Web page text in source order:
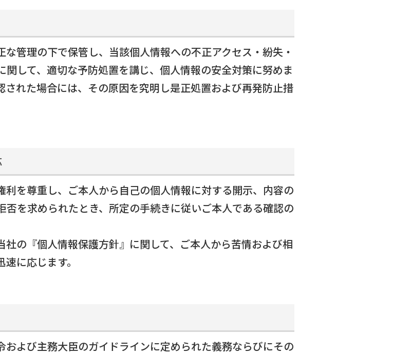
会社情報
な管理の下で保管し、当該個人情報への不正アクセス・紛失・
して、適切な予防処置を講じ、個人情報の安全対策に努めま
された場合には、その原因を究明し是正処置および再発防止措
利を尊重し、ご本人から自己の個人情報に対する開示、内容の
否を求められたとき、所定の手続きに従いご本人である確認の
社の『個人情報保護方針』に関して、ご本人から苦情および相
に応じます。
および主務大臣のガイドラインに定められた義務ならびにその